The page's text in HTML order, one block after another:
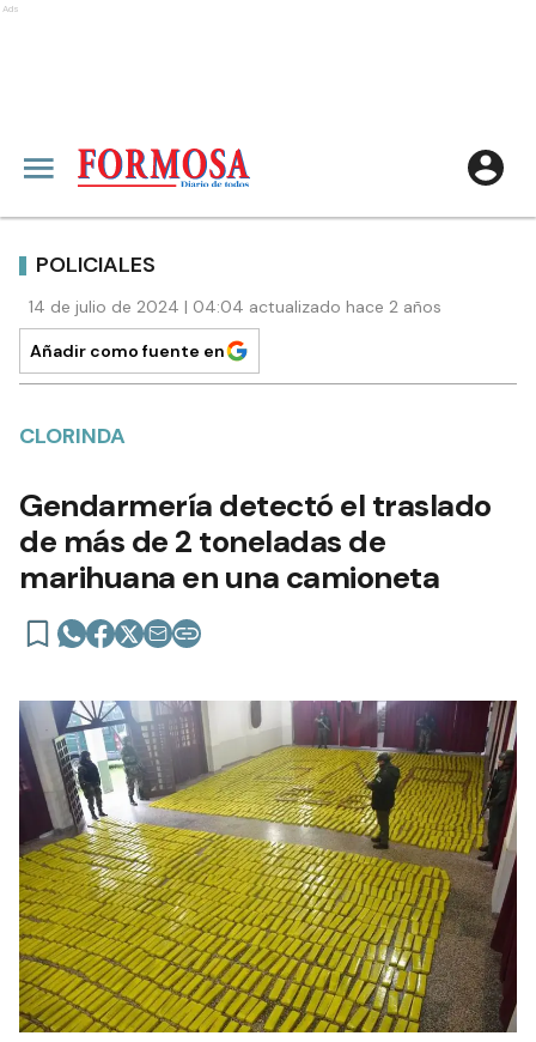
Ads
POLICIALES
14 de julio de 2024 | 04:04 actualizado hace 2 años
Añadir como fuente en
CLORINDA
Gendarmería detectó el traslado
de más de 2 toneladas de
marihuana en una camioneta